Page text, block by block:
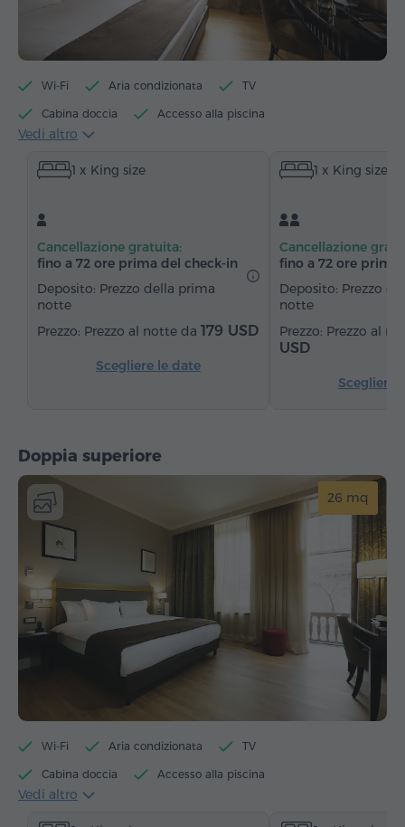
Wi-Fi Aria condizionata TV
Cabina doccia Accesso alla piscina
Accesso alla palestra
Bollitore elettrico Articoli da toeletta
Asciugacapelli
Armadio/Guardaroba Sedia
Cassaforte Telefono Radio Sveglia
Servizio sveglia
Acqua in bottiglia
Ferro da stiro con asse (su richiesta)
Vedi altro
1 x King size
Cancellazione gratuita:
fino a 72 ore prima del check‑in
Deposito: Prezzo della prima
notte
Prezzo al notte da 179 USD
Scegliere le date
1 x King size
Cancellazione
fino a 72 ore prima
Deposito: Prezzo
notte
Prezzo al
USD
Scegliere
Doppia superiore
26 mq
Wi-Fi Aria condizionata TV
Cabina doccia Accesso alla piscina
Accesso alla palestra
Vedi altro